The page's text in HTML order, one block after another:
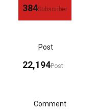
384Subscriber
Post
22,194Post
Comment